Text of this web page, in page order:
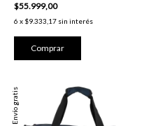
$55.999,00
6 x $9.333,17 sin interés
Envío gratis